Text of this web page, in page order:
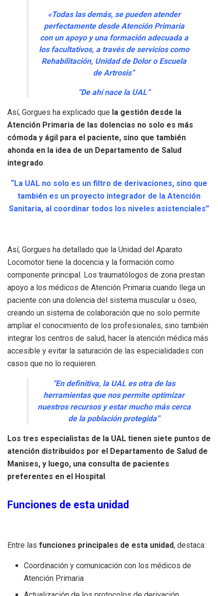
«Todas las demás, se pueden atender
perfectamente desde Atención Primaria
con un apoyo y una formación adecuada a
los facultativos, a través de servicios como
Rehabilitación, Unidad de Dolor o Escuela
de Artrosis”
“De ahí nace la UAL”
Así, Gorgues ha explicado que la gestión desde la
Atención Primaria de las dolencias no solo es más
cómoda y ágil para el paciente, sino que también
ahonda en la idea de un Departamento de Salud
integrado.
“La UAL no solo es un filtro de derivaciones, sino que
también es un proyecto integrador de la Atención
Sanitaria, al coordinar todos los niveles asistenciales”
Así, Gorgues ha detallado que la Unidad del Aparato
Locomotor tiene la docencia y la formación como
componente principal. Los traumatólogos de zona prestan
apoyo a los médicos de Atención Primaria cuando llega un
paciente con una dolencia del sistema muscular u óseo,
creando un sistema de colaboración que no solo permite
ampliar el conocimiento de los profesionales, sino también
integrar los centros de salud, hacer la atención médica más
accesible y evitar la saturación de las especialidades con
casos que no lo requieren.
“En definitiva, la UAL es otra de las
herramientas que nos permite optimizar
nuestros recursos y estar mucho más cerca
de la población protegida”
Los tres especialistas de la UAL tienen siete puntos de
atención distribuidos por el Departamento de Salud de
Manises, y luego, una consulta de pacientes
preferentes en el Hospital.
Funciones de esta unidad
Entre las funciones principales de esta unidad, destaca:
Coordinación y comunicación con los médicos de
Atención Primaria